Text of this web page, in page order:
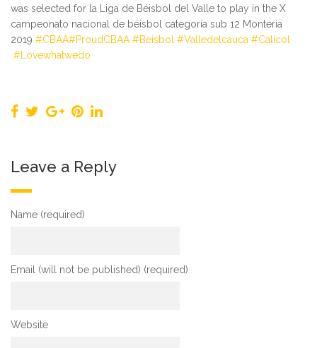
was selected for la Liga de Béisbol del Valle to play in the X
campeonato nacional de béisbol categoría sub 12 Montería
2019 #CBAA#ProudCBAA #Beisbol #Valledelcauca #Calicol
# Lovewhatwedo
Leave a Reply
Name (required)
Email (will not be published) (required)
Website